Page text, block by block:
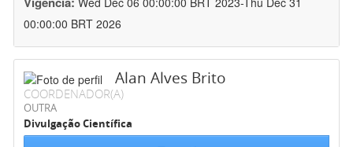
00:00:00 BRT 2026
Alan Alves Brito
COORDENADOR(A)
OUTRA
Divulgação Científica